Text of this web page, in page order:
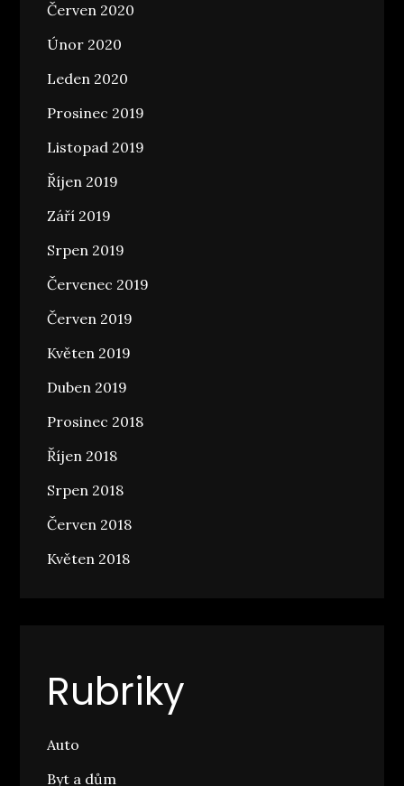
Červen 2020
Únor 2020
Leden 2020
Prosinec 2019
Listopad 2019
Říjen 2019
Září 2019
Srpen 2019
Červenec 2019
Červen 2019
Květen 2019
Duben 2019
Prosinec 2018
Říjen 2018
Srpen 2018
Červen 2018
Květen 2018
Rubriky
Auto
Byt a dům